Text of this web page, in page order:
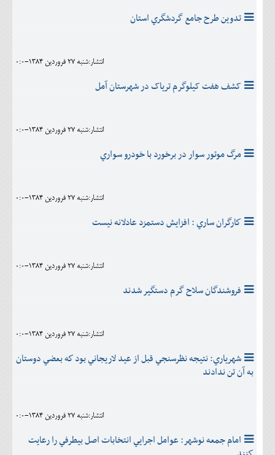
تدوين طرح جامع گردشگري استان
انتشار:شنبه 27 فروردين 1384-0:0
کشف هفت کيلوگرم ترياک در شهرستان آمل
انتشار:شنبه 27 فروردين 1384-0:0
مرگ موتور سوار در برخورد با خودرو سواري
انتشار:شنبه 27 فروردين 1384-0:0
كارگران ساري : افزايش دستمزد عادلانه نيست
انتشار:شنبه 27 فروردين 1384-0:0
فروشندگان سلاح گرم دستگير شدند
انتشار:شنبه 27 فروردين 1384-0:0
شهرياري: نتيجه نظرسنجي قبل از عيد لاريجاني بود كه بعضي دوستان
به آن تن ندادند
انتشار:شنبه 27 فروردين 1384-0:0
امام جمعه نوشهر: عوامل اجرايي انتخابات اصل بيطرفي را رعايت